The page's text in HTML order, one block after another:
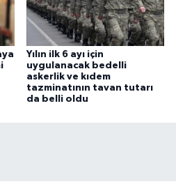
Yılın ilk 6 ayı için
uygulanacak bedelli
askerlik ve kıdem
tazminatının tavan tutarı
da belli oldu